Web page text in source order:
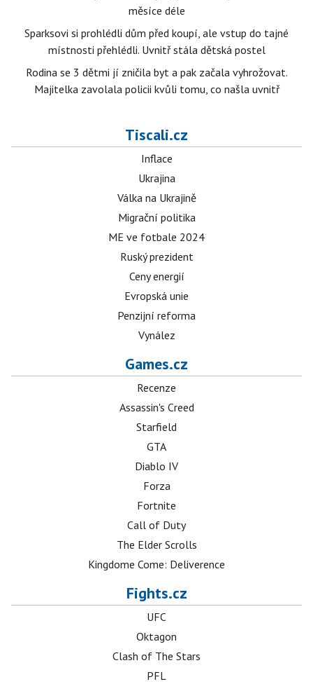
měsíce déle
Sparksovi si prohlédli dům před koupí, ale vstup do tajné
místnosti přehlédli. Uvnitř stála dětská postel
Rodina se 3 dětmi jí zničila byt a pak začala vyhrožovat.
Majitelka zavolala policii kvůli tomu, co našla uvnitř
Tiscali.cz
Inflace
Ukrajina
Válka na Ukrajině
Migrační politika
ME ve fotbale 2024
Ruský prezident
Ceny energií
Evropská unie
Penzijní reforma
Vynález
Games.cz
Recenze
Assassin's Creed
Starfield
GTA
Diablo IV
Forza
Fortnite
Call of Duty
The Elder Scrolls
Kingdome Come: Deliverence
Fights.cz
UFC
Oktagon
Clash of The Stars
PFL